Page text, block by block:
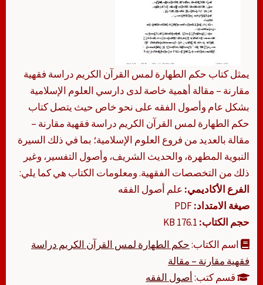
يمثل كتاب حكم الطهارة لمس القرآن الكريم دراسة فقهية
مقارنة – مقالة أهمية خاصة لدى دارسي العلوم الإسلامية
بشكل عام وأصول الفقه على نحو خاص حيث يتصل كتاب
حكم الطهارة لمس القرآن الكريم دراسة فقهية مقارنة –
مقالة بالعديد من فروع العلوم الإسلامية؛ بما في ذلك السيرة
النبوية المطهرة، والحديث الشريف، وأصول التفسير، وغير
ذلك من التخصصات الفقهية. ومعلومات الكتاب هي كما يلي:
الفرع الأكاديمي: علم أصول الفقه
صيغة الامتداد:
حجم الكتاب:
اسم الكتاب:حكم الطهارة لمس القرآن الكريم دراسة
فقهية مقارنة – مقالة
قسم كتب:أصول الفقه